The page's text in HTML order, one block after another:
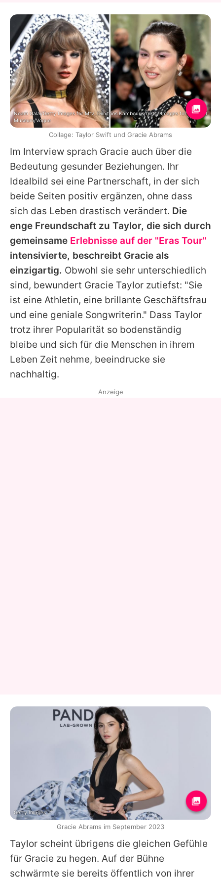
Im Interview sprach Gracie auch über die
Bedeutung gesunder Beziehungen. Ihr
Idealbild sei eine Partnerschaft, in der sich
beide Seiten positiv ergänzen, ohne dass
sich das Leben drastisch verändert. Die
enge Freundschaft zu Taylor, die sich durch
gemeinsame Erlebnisse auf der "Eras Tour"
intensivierte, beschreibt Gracie als
einzigartig. Obwohl sie sehr unterschiedlich
sind, bewundert Gracie Taylor zutiefst: "Sie
ist eine Athletin, eine brillante Geschäftsfrau
und eine geniale Songwriterin." Dass Taylor
trotz ihrer Popularität so bodenständig
bleibe und sich für die Menschen in ihrem
Leben Zeit nehme, beeindrucke sie
nachhaltig.
Taylor scheint übrigens die gleichen Gefühle
für Gracie zu hegen. Auf der Bühne
schwärmte sie bereits öffentlich von ihrer
Noam Galai/Getty Images for Mtv, Dimitrios Kambouris/Getty Images for The Met
Museum/Vogue
Collage: Taylor Swift und Gracie Abrams
Anzeige
Getty Images
Gracie Abrams im September 2023